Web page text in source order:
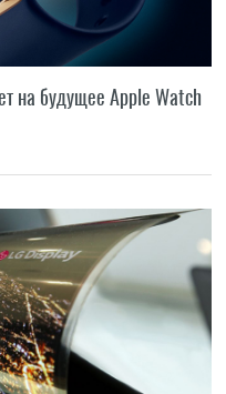
на будущее Apple Watch